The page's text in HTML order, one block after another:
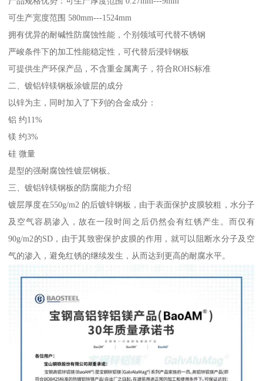
可生产宽度范围 580mm---1524mm
拥有优异的耐碱性防腐蚀性能，个别领域可代替不锈钢
严峻条件下的加工性能稳定性，可代替后浸锌钢板
可提供生产环保产品，不含重金属离子，符合ROHS标准
二、镀铝锌镁钢板涂镀层的成分
以锌为主，同时加入了下列的合金成分：
铝 约11%
镁 约3%
硅 微量
是型的强耐腐蚀性镀层钢板。
三、镀铝锌镁钢板的防腐能力介绍
镀层厚度在550g/m2 的后镀锌钢板，由于表面保护皮膜较粗，水分子
及空气容易渗入，故在一段时间之后仍然会有红锈产生。而仅有
90g/m2的SD，由于其致密保护皮膜的作用，就可以阻断水分子及空
气的渗入，避免红锈的继续发生，从而达到更高的耐腐水平。